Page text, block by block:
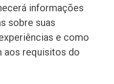
informações
sobre suas
e como
aos requisitos do